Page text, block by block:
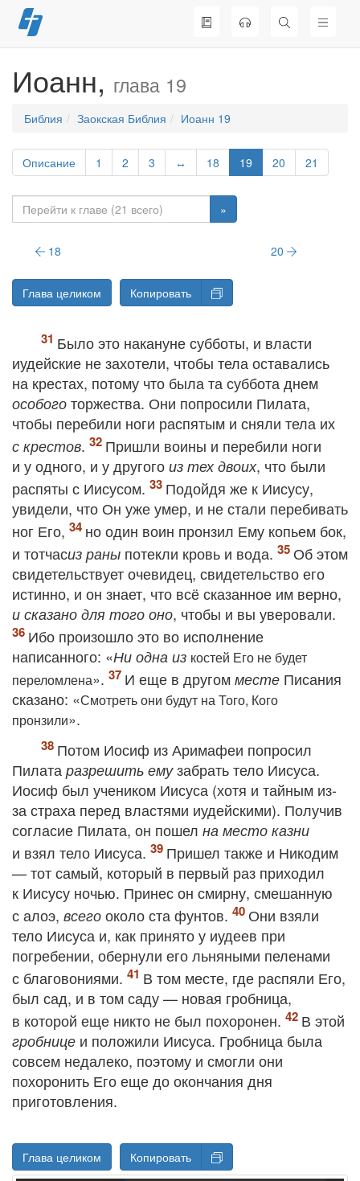
Перейти
к
Иоанн, глава 19
Библия Заокская Библия Иоанн 19
Описание 1 2 3 ↔ 18 19 20 21
»
18 20
Глава целиком Копировать
Было это накануне субботы, и власти
иудейские не захотели, чтобы тела оставались
на крестах, потому что была та суббота днем
особого торжества. Они попросили Пилата,
чтобы перебили ноги распятым и сняли тела их
с крестов.
Пришли воины и перебили ноги
и у одного, и у другого из тех двоих, что были
распяты с Иисусом.
Подойдя же к Иисусу,
увидели, что Он уже умер, и не стали перебивать
ног Его,
но один воин пронзил Ему копьем бок,
и тотчасиз раны потекли кровь и вода.
Об этом
свидетельствует очевидец, свидетельство его
истинно, и он знает, что всё сказанное им верно,
и сказано для того оно, чтобы и вы уверовали.
Ибо произошло это во исполнение
написанного: «Ни одна из костей Его не будет
переломлена». И еще в другом месте Писания
сказано: «Смотреть они будут на Того, Кого
пронзили».
Потом Иосиф из Аримафеи попросил
Пилата разрешить емузабрать тело Иисуса.
Иосиф был учеником Иисуса (хотя и тайным из-
за страха перед властями иудейскими). Получив
согласие Пилата, он пошел на место казни
и взял тело Иисуса.
Пришел также и Никодим
— тот самый, который в первый раз приходил
к Иисусу ночью. Принес он смирну, смешанную
с алоэ, всего около ста фунтов.
Они взяли
тело Иисуса и, как принято у иудеев при
погребении, обернули его льняными пеленами
с благовониями.
В том месте, где распяли Его,
был сад, и в том саду — новая гробница,
в которой еще никто не был похоронен.
В этой
гробнице и положили Иисуса. Гробница была
совсем недалеко, поэтому и смогли они
похоронить Его еще до окончания дня
приготовления.
Глава целиком Копировать